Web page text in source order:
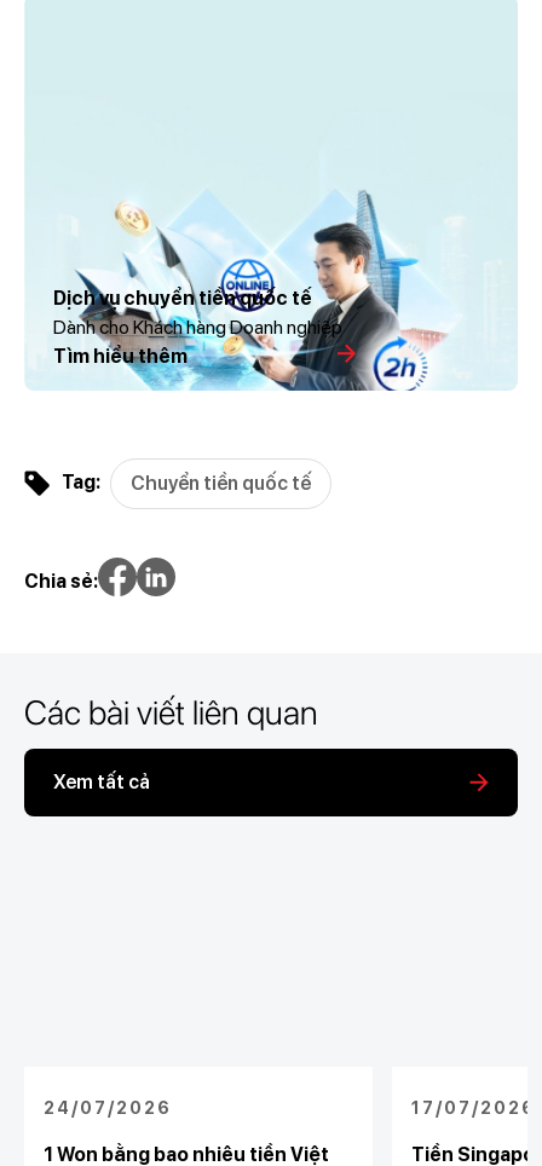
Dịch vụ chuyển tiền quốc tế
Dành cho Khách hàng Doanh nghiệp
Tìm hiểu thêm
Tag: Chuyển tiền quốc tế
Chia sẻ:
Các bài viết liên quan
Xem tất cả
24/07/2026
1 Won bằng bao nhiêu tiền Việt
17/07/2026
Tiền